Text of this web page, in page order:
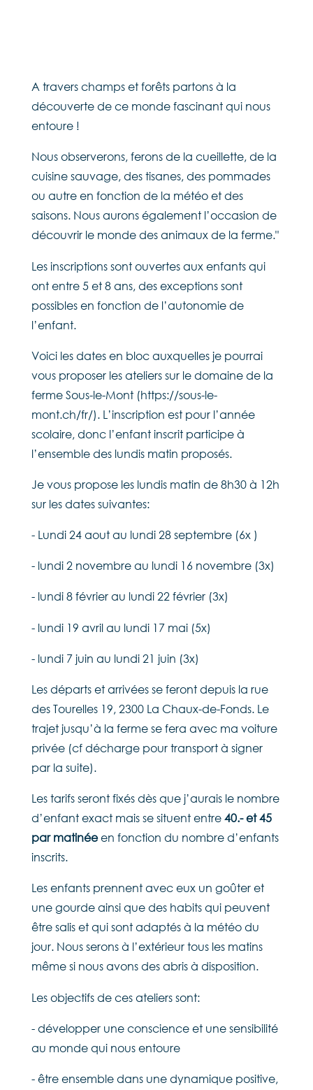
A travers champs et forêts partons à la
découverte de ce monde fascinant qui nous
entoure !
Nous observerons, ferons de la cueillette, de la
cuisine sauvage, des tisanes, des pommades
ou autre en fonction de la météo et des
saisons. Nous aurons également l’occasion de
découvrir le monde des animaux de la ferme."
Les inscriptions sont ouvertes aux enfants qui
ont entre 5 et 8 ans, des exceptions sont
possibles en fonction de l’autonomie de
l’enfant.
Voici les dates en bloc auxquelles je pourrai
vous proposer les ateliers sur le domaine de la
ferme Sous-le-Mont (https://sous-le-
mont.ch/fr/). L’inscription est pour l’année
scolaire, donc l’enfant inscrit participe à
l’ensemble des lundis matin proposés.
Je vous propose les lundis matin de 8h30 à 12h
sur les dates suivantes:
- Lundi 24 aout au lundi 28 septembre (6x )
- lundi 2 novembre au lundi 16 novembre (3x)
- lundi 8 février au lundi 22 février (3x)
- lundi 19 avril au lundi 17 mai (5x)
- lundi 7 juin au lundi 21 juin (3x)
Les départs et arrivées se feront depuis la rue
des Tourelles 19, 2300 La Chaux-de-Fonds. Le
trajet jusqu’à la ferme se fera avec ma voiture
privée (cf décharge pour transport à signer
par la suite).
Les tarifs seront fixés dès que j’aurais le nombre
d’enfant exact mais se situent entre40.- et 45
par matinéeen fonction du nombre d’enfants
inscrits.
Les enfants prennent avec eux un goûter et
une gourde ainsi que des habits qui peuvent
être salis et qui sont adaptés à la météo du
jour. Nous serons à l’extérieur tous les matins
même si nous avons des abris à disposition.
Les objectifs de ces ateliers sont:
- développer une conscience et une sensibilité
au monde qui nous entoure
- être ensemble dans une dynamique positive,